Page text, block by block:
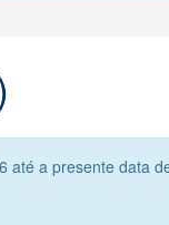
até a presente data